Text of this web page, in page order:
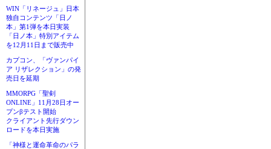
WIN「リネージュ」日本
独自コンテンツ「日ノ
本」第1弾を本日実装
「日ノ本」特別アイテム
を12月11日まで販売中
カプコン、「ヴァンパイ
ア リザレクション」の発
売日を延期
MMORPG「聖剣
ONLINE」11月28日オー
プンβテスト開始
クライアント先行ダウン
ロードを本日実施
「神様と運命革命のパラ